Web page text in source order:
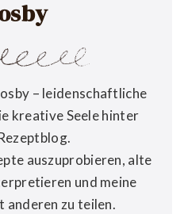
– leidenschaftliche
kreative Seele hinter
auszuprobieren, alte
und meine
anderen zu teilen.